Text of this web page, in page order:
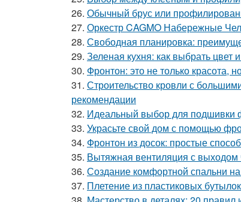
26. Обычный брус или
27. Оркестр CAGMO Набережные
28. Свободная планировка:
29. Зеленая кухня: как выбрать цвет
30. Фронтон: это не только красота,
31. Строительство кровли с
рекомендации
32. Идеальный выбор для подшивки
33. Украсьте свой дом с помощью
34. Фронтон из досок: простые
35. Вытяжная вентиляция с выходом
36. Создание комфортной спальни
37. Плетение из пластиковых